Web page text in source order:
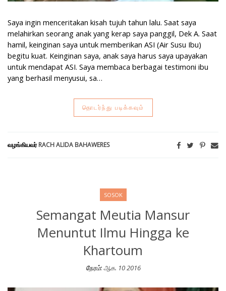
Saya ingin menceritakan kisah tujuh tahun lalu. Saat saya
melahirkan seorang anak yang kerap saya panggil, Dek A. Saat
hamil, keinginan saya untuk memberikan ASI (Air Susu Ibu)
begitu kuat. Keinginan saya, anak saya harus saya upayakan
untuk mendapat ASI. Saya membaca berbagai testimoni ibu
yang berhasil menyusui, sa…
தொடர்ந்து படிக்கவும்
வழங்கியவர்RACH ALIDA BAHAWERES
SOSOK
Semangat Meutia Mansur
Menuntut Ilmu Hingga ke
Khartoum
நேரம்:ஆக. 10 2016